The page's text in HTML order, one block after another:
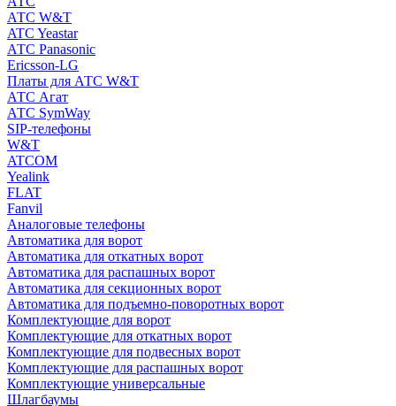
АТС W&T
ATC Yeastar
АТС Panasonic
Ericsson-LG
Платы для АТС W&T
АТС Агат
АТС SymWay
SIP-телефоны
W&T
ATCOM
Yealink
FLAT
Fanvil
Аналоговые телефоны
Автоматика для ворот
Автоматика для откатных ворот
Автоматика для распашных ворот
Автоматика для секционных ворот
Автоматика для подъемно-поворотных ворот
Комплектующие для ворот
Комплектующие для откатных ворот
Комплектующие для подвесных ворот
Комплектующие для распашных ворот
Комплектующие универсальные
Шлагбаумы